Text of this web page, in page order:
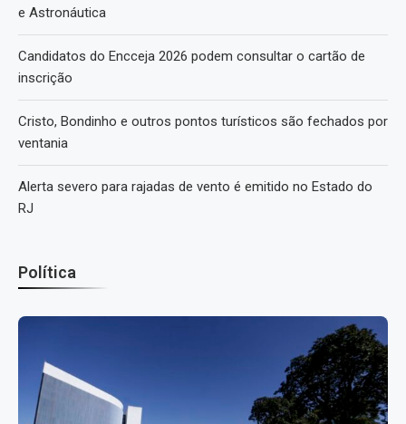
e Astronáutica
Candidatos do Encceja 2026 podem consultar o cartão de
inscrição
Cristo, Bondinho e outros pontos turísticos são fechados por
ventania
Alerta severo para rajadas de vento é emitido no Estado do
RJ
Política